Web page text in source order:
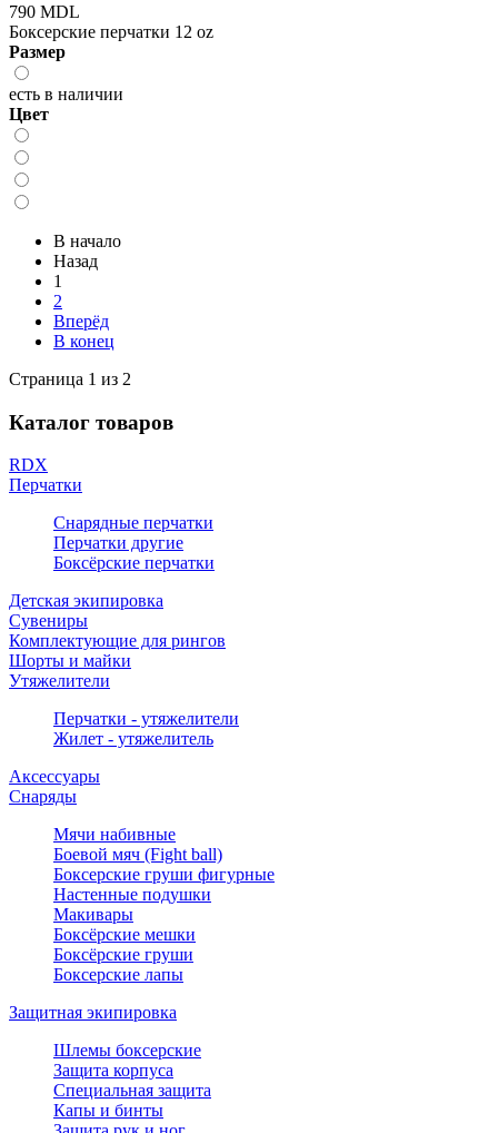
790 MDL
Боксерские перчатки 12 oz
Размер
есть в наличии
Цвет
В начало
Назад
1
2
Вперёд
В конец
Страница 1 из 2
Каталог товаров
RDX
Перчатки
Снарядные перчатки
Перчатки другие
Боксёрские перчатки
Детская экипировка
Сувениры
Комплектующие для рингов
Шорты и майки
Утяжелители
Перчатки - утяжелители
Жилет - утяжелитель
Аксессуары
Снаряды
Мячи набивные
Боевой мяч (Fight ball)
Боксерские груши фигурные
Настенные подушки
Макивары
Боксёрские мешки
Боксёрские груши
Боксерские лапы
Защитная экипировка
Шлемы боксерские
Защита корпуса
Специальная защита
Капы и бинты